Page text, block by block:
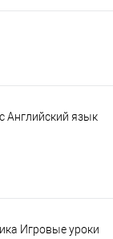
Английский язык
Игровые уроки